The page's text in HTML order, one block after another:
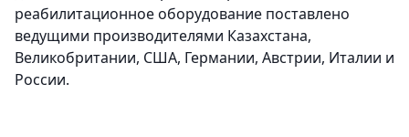
реабилитационное оборудование поставлено
ведущими производителями Казахстана,
Великобритании, США, Германии, Австрии, Италии и
России.